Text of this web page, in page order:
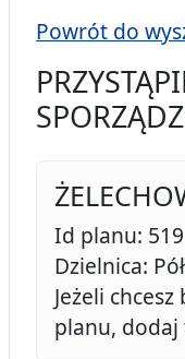
Powrót do
Id planu: 519
Dzielnica:
Jeżeli
planu,